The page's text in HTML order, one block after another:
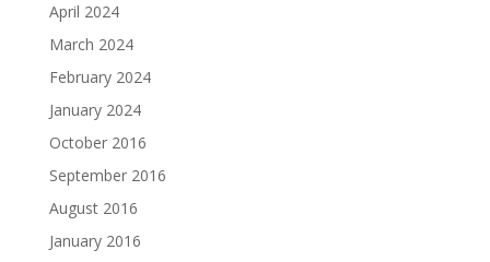
April 2024
March 2024
February 2024
January 2024
October 2016
September 2016
August 2016
January 2016